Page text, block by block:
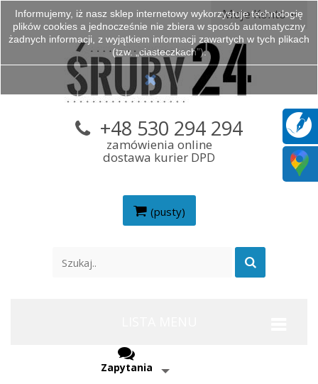
Moje Konto
(pusty)
+48 530 294 294
zamówienia online
dostawa kurier DPD
Zapytania
Informujemy, iż nasz sklep internetowy wykorzystuje technologię
plików cookies a jednocześnie nie zbiera w sposób automatyczny
żadnych informacji, z wyjątkiem informacji zawartych w tych plikach
(tzw. „ciasteczkach”).